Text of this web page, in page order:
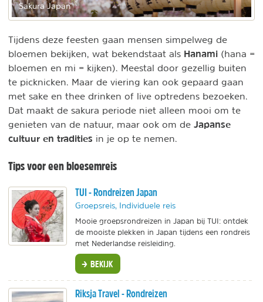
Sakura Japan
Tijdens deze feesten gaan mensen simpelweg de
bloemen bekijken, wat bekendstaat als Hanami (hana =
bloemen en mi = kijken). Meestal door gezellig buiten
te picknicken. Maar de viering kan ook gepaard gaan
met sake en thee drinken of live optredens bezoeken.
Dat maakt de sakura periode niet alleen mooi om te
genieten van de natuur, maar ook om de Japanse
cultuur en tradities in je op te nemen.
Tips voor een bloesemreis
TUI - Rondreizen Japan
Groepsreis, Individuele reis
Mooie groepsrondreizen in Japan bij TUI: ontdek
de mooiste plekken in Japan tijdens een rondreis
met Nederlandse reisleiding.
BEKIJK
Riksja Travel - Rondreizen